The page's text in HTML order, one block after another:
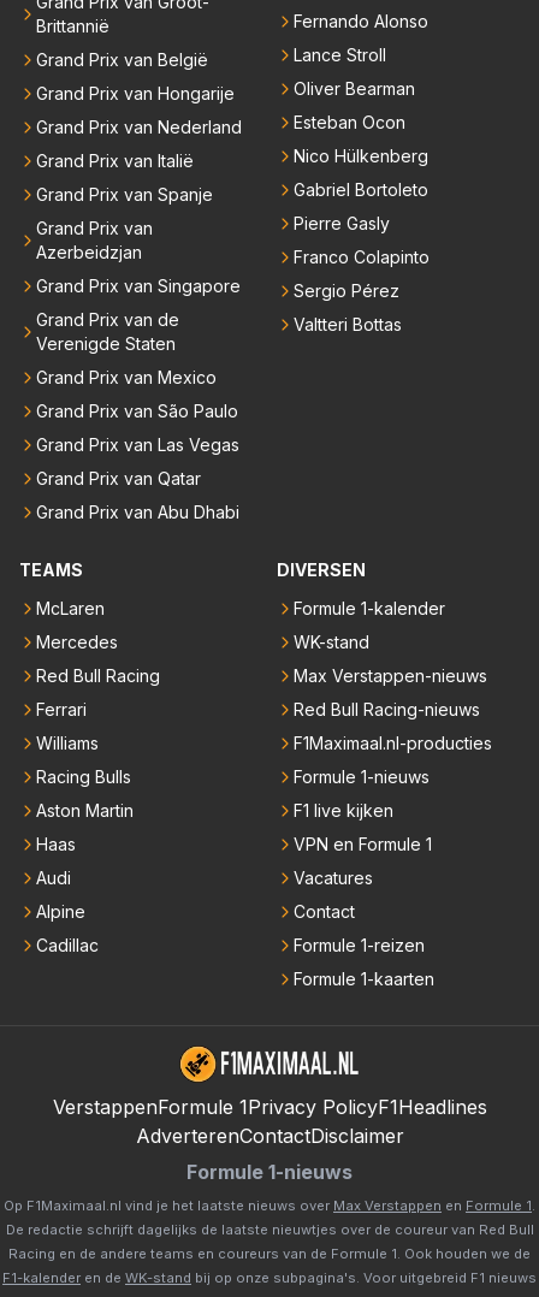
Brittannië
Grand Prix van België
Grand Prix van Hongarije
Grand Prix van Nederland
Grand Prix van Italië
Grand Prix van Spanje
Grand Prix van
Azerbeidzjan
Grand Prix van Singapore
Grand Prix van de
Verenigde Staten
Grand Prix van Mexico
Grand Prix van São Paulo
Grand Prix van Las Vegas
Grand Prix van Qatar
Grand Prix van Abu Dhabi
Fernando Alonso
Lance Stroll
Oliver Bearman
Esteban Ocon
Nico Hülkenberg
Gabriel Bortoleto
Pierre Gasly
Franco Colapinto
Sergio Pérez
Valtteri Bottas
TEAMS
McLaren
Mercedes
Red Bull Racing
Ferrari
Williams
Racing Bulls
Aston Martin
Haas
Audi
Alpine
Cadillac
DIVERSEN
Formule 1-kalender
WK-stand
Max Verstappen-nieuws
Red Bull Racing-nieuws
F1Maximaal.nl-producties
Formule 1-nieuws
F1 live kijken
VPN en Formule 1
Vacatures
Contact
Formule 1-reizen
Formule 1-kaarten
VerstappenFormule 1Privacy PolicyF1Headlines
AdverterenContactDisclaimer
Formule 1-nieuws
Op F1Maximaal.nl vind je het laatste nieuws over Max Verstappen en Formule 1
De redactie schrijft dagelijks de laatste nieuwtjes over de coureur van Red Bull
Racing en de andere teams en coureurs van de Formule 1. Ook houden we de
F1-kalender en de WK-stand bij op onze subpagina's. Voor uitgebreid F1 nieuws